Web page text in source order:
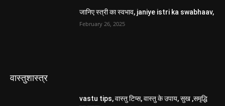
जानिए स्त्री का स्वभाव, janiye istri ka swabhaav,
February 26, 2025
वास्तुशास्त्र
vastu tips, वास्तु टिप्स, वास्तु के उपाय, सुख ,समृद्धि